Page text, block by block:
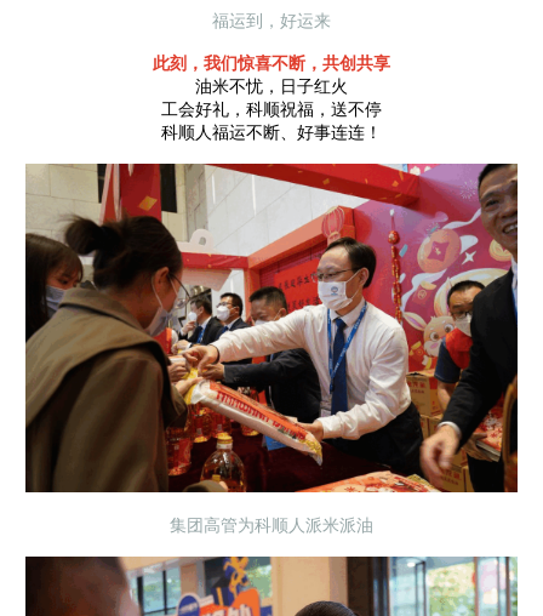
福运到，好运来
此刻，我们惊喜不断，共创共享
油米不忧，日子红火
工会好礼，科顺祝福，送不停
科顺人福运不断、好事连连！
集团高管为科顺人派米派油